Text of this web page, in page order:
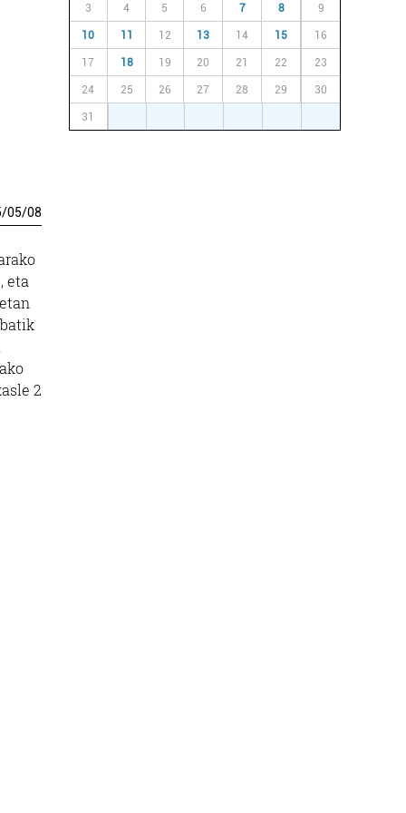
/05/08
eta
2
3 4 5 6 7 8 9
10 11 12 13 14 15 16
17 18 19 20 21 22 23
24 25 26 27 28 29 30
31